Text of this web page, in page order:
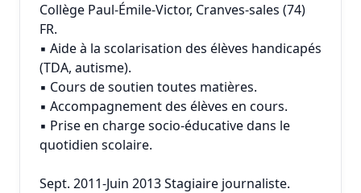
Collège Paul-Émile-Victor, Cranves-sales (74)
FR.
▪ Aide à la scolarisation des élèves handicapés
(TDA, autisme).
▪ Cours de soutien toutes matières.
▪ Accompagnement des élèves en cours.
▪ Prise en charge socio-éducative dans le
quotidien scolaire.
Sept. 2011-Juin 2013 Stagiaire journaliste.